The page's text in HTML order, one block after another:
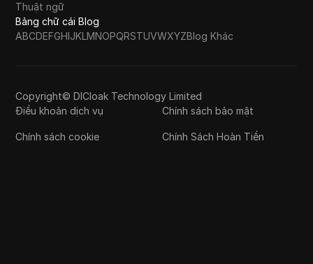
Thuật ngữ
Bảng chữ cái Blog
ABCDEFGHIJKLMNOPQRSTUVWXYZBlog Khác
Copyright© DICloak Technology Limited
Điều khoản dịch vụ
Chính sách bảo mật
Chính sách cookie Chính Sách Hoàn Tiền